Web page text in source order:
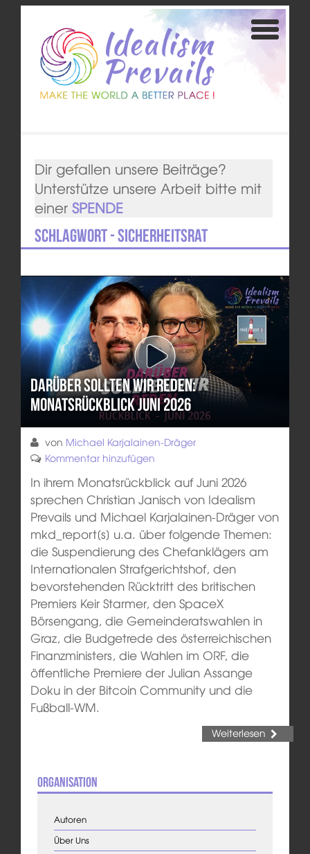
Dir gefallen unsere Beiträge?
Unterstütze unsere Arbeit bitte mit
einer SPENDE
Schlagwort - Sicherheitsrat
Darüber sollten wir reden:
Monatsrückblick Juni 2026
von Michael Karjalainen-Dräger
Kommentar hinzufügen
In ihrem Monatsrückblick auf Juni 2026
sprechen Christian Janisch von Idealism
Prevails und Michael Karjalainen-Dräger von
mkd_report[s] u.a. über folgende Themen:
die Suspendierung des Chefanklägers am
Internationalen Strafgerichtshof, den
bevorstehenden Rücktritt des britischen
Premiers Keir Starmer, den SpaceX
Börsengang, die Gemeinderatswahlen in
Graz, die Budgetrede des österreichischen
Finanzministers, die Wahlen im ORF, die
öffentliche Premiere der Julian Assange
Doku in der Bitcoin Community und die
Fußball-WM.
Weiterlesen
Organisation
Autoren
Über Uns